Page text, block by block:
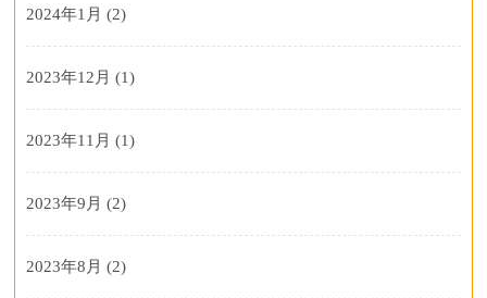
2024年1月 (2)
2023年12月 (1)
2023年11月 (1)
2023年9月 (2)
2023年8月 (2)